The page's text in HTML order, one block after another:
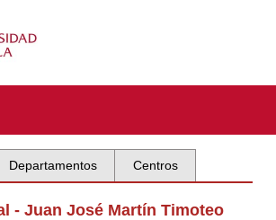
Departamentos Centros
- Juan José Martín Timoteo